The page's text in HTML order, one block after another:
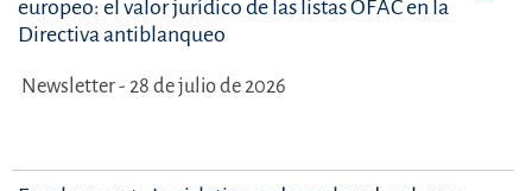
europeo: el valor jurídico de las listas OFAC en la
Directiva antiblanqueo
Newsletter - 28 de julio de 2026